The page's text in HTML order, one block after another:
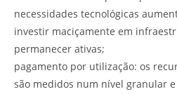
necessidades tecnológicas
investir maciçamente em
permanecer ativas;
pagamento por utilização: os
são medidos num nível granular